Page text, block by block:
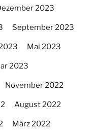
2023
September 2023
Mai 2023
2023
November 2022
August 2022
März 2022